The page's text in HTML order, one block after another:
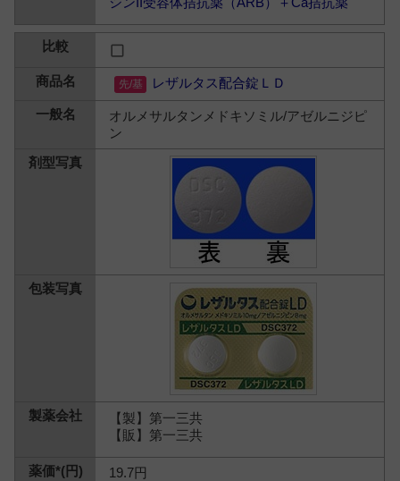
レザルタス配合錠ＬＤ
オルメサルタンメドキソミル/アゼルニジピ
ン
【製】第一三共
【販】第一三共
19.7円